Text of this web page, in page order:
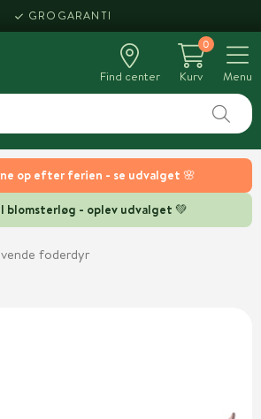
op efter ferien - se udvalget 🌸
blomsterløg - oplev udvalget 💚
GROGARANTI
Find center
0
Kurv
Menu
foderdyr